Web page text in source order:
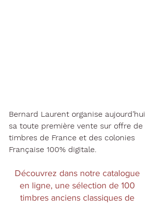
Bernard Laurent organise aujourd’hui
sa toute première vente sur offre de
timbres de France et des colonies
Française 100% digitale.
Découvrez dans notre catalogue
en ligne, une sélection de 100
timbres anciens classiques de